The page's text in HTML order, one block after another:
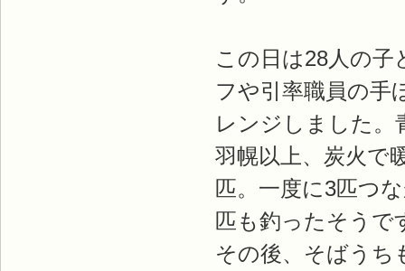
この日は28人の
フや引率職員の手
レンジしました。
羽幌以上、炭火で
匹。一度に3匹つ
匹も釣ったそうで
その後、そばうち